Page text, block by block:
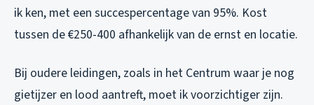
ik ken, met een succespercentage van 95%. Kost
tussen de €250-400 afhankelijk van de ernst en locatie.
Bij oudere leidingen, zoals in het Centrum waar je nog
gietijzer en lood aantreft, moet ik voorzichtiger zijn.